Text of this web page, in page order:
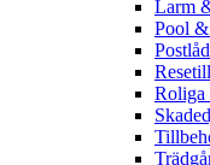
Larm
Pool
Roliga